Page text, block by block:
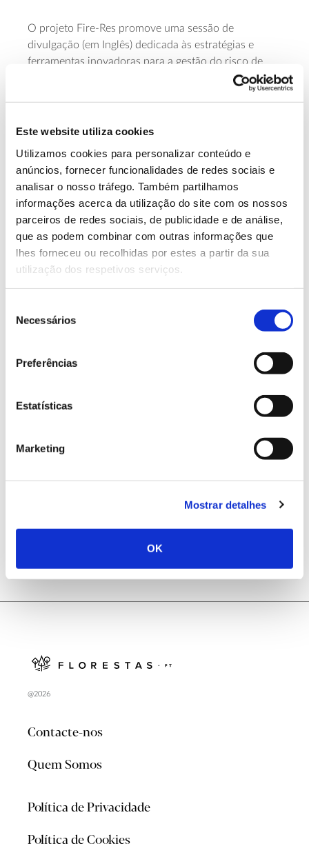
Este website utiliza cookies
Utilizamos cookies para personalizar conteúdo e
anúncios, fornecer funcionalidades de redes sociais e
analisar o nosso tráfego. Também partilhamos
informações acerca da utilização do site com os nossos
parceiros de redes sociais, de publicidade e de análise,
que as podem combinar com outras informações que
lhes forneceu ou recolhidas por estes a partir da sua
utilização dos respetivos serviços.
Necessários
Preferências
Estatísticas
Marketing
Mostrar detalhes
OK
O projeto Fire-Res promove uma sessão de
divulgação (em Inglês) dedicada às estratégias e
ferramentas inovadoras para a gestão do risco de
incêndio e o aumento da resiliência ao fogo. O
interessados, mas requer inscrição prévia.
Saber mais
13.07.2026
Genoma do priolo e de outras espécies em risco:
conhecer para conservar
02.07.2026
Registar galhas de Trichi em acácia-das-espigas:
cidadãos chamados a ajudar
25.06.2026
@2026
Contacte-nos
Quem Somos
Política de Privacidade
Política de Cookies